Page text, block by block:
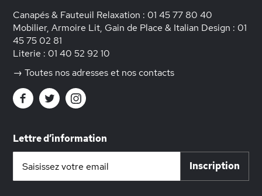
Canapés & Fauteuil Relaxation : 01 45 77 80 40
Mobilier, Armoire Lit, Gain de Place & Italian Design : 01
45 75 02 81
Literie : 01 40 52 92 10
→ Toutes nos adresses et nos contacts
Lettre d’information
notre
Inscription